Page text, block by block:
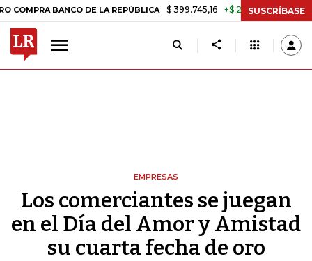
BANCO DE LA REPÚBLICA $ 399.745,16 +$ 2.295,71 +0,58%
SUSCRÍBASE
EMPRESAS
Los comerciantes se juegan
en el Día del Amor y Amistad
su cuarta fecha de oro